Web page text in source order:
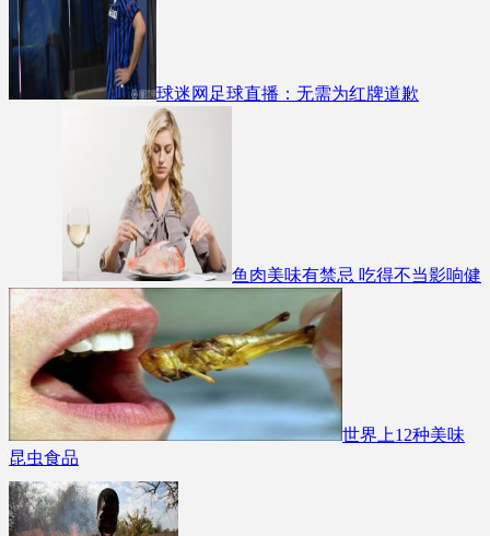
球迷网足球直播：无需为红牌道歉
鱼肉美味有禁忌 吃得不当影响健
世界上12种美味
昆虫食品